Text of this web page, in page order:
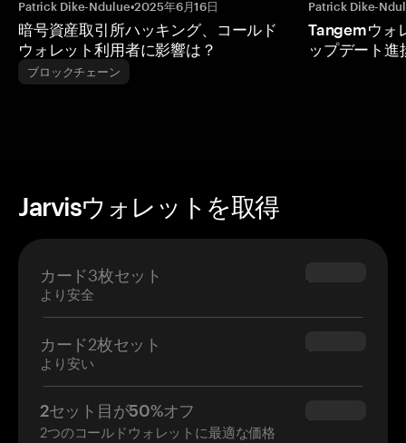
Patrick Dike-Ndulue•2025年6月16日
暗号資産取引所ハッキング、コールド
ウォレット利用者に影響は？
ブロックチェーン
Patrick Dike-
Tangemウォ
ップデート進
Jarvisウォレットを取得
カード3枚セット
より安全
$69.90
カード2枚セット
より安い
$54.90
2セット目が50%オフ
2つのコールドウォレットに最適な価格
$34.95